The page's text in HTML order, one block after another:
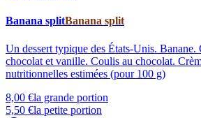
Banana splitBanana split
Un dessert typique des États-Unis. Banane.
chocolat et vanille. Coulis au chocolat.
nutritionnelles estimées (pour 100 g)
8,00 €la grande portion
5,50 €la petite portion